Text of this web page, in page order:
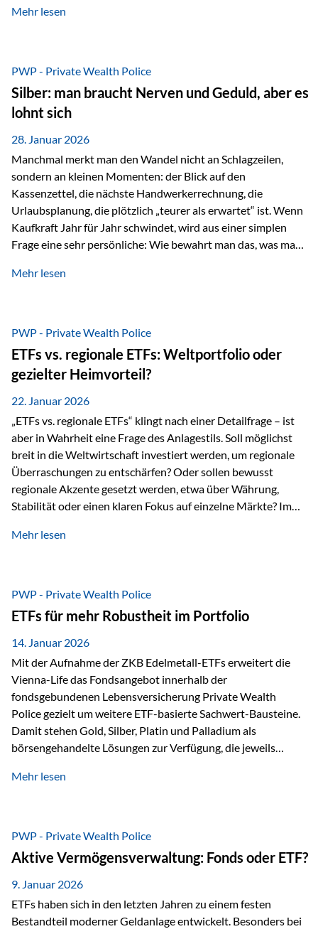
starken Anstiegen. Diese verändern jedoch nicht die
von geopolitischen Spannungen, einer stark ausgeweiteten
Geldmenge sowie strukturellen Verschiebungen an den
Kapitalmärkten geprägt ist, bleibt Gold ein bewährter Anker.
Nicht, weil…
Mehr lesen
PWP - Private Wealth Police
Silber: man braucht Nerven und Geduld, aber es
lohnt sich
28. Januar 2026
Manchmal merkt man den Wandel nicht an Schlagzeilen,
sondern an kleinen Momenten: der Blick auf den
Kassenzettel, die nächste Handwerkerrechnung, die
Urlaubsplanung, die plötzlich „teurer als erwartet“ ist. Wenn
Kaufkraft Jahr für Jahr schwindet, wird aus einer simplen
Frage eine sehr persönliche: Wie bewahrt man das, was man
Sachwerten mit einer Investition in Sachwerte zu
gerade dann, wenn Märkte nervös werden,…
Mehr lesen
PWP - Private Wealth Police
ETFs vs. regionale ETFs: Weltportfolio oder
gezielter Heimvorteil?
22. Januar 2026
„ETFs vs. regionale ETFs“ klingt nach einer Detailfrage – ist
aber in Wahrheit eine Frage des Anlagestils. Soll möglichst
breit in die Weltwirtschaft investiert werden, um regionale
Überraschungen zu entschärfen? Oder sollen bewusst
regionale Akzente gesetzt werden, etwa über Währung,
Stabilität oder einen klaren Fokus auf einzelne Märkte? Im
Wealth Police der Vienna-Life lassen sich beide Ansätze
Risikostreuung, Inflationsrobustheit und Stabilisierung. 1)
Die Philosophiefrage: breit oder bewusst? Global investieren
bedeutet: Das Portfolio bildet die Weltmärkte möglichst
breit ab, ohne die…
Mehr lesen
PWP - Private Wealth Police
ETFs für mehr Robustheit im Portfolio
14. Januar 2026
Mit der Aufnahme der ZKB Edelmetall-ETFs erweitert die
Vienna-Life das Fondsangebot innerhalb der
fondsgebundenen Lebensversicherung Private Wealth
Police gezielt um weitere ETF-basierte Sachwert-Bausteine.
Damit stehen Gold, Silber, Platin und Palladium als
börsengehandelte Lösungen zur Verfügung, die jeweils
dabei nicht auf einzelnen Marktmeinungen, sondern auf
Inflationsrobustheit und Stabilisierung – eingebettet in eine
liechtensteinische Versicherungsstruktur. Die
Sicherheitsarchitektur: Liechtenstein als Strukturprinzip Die
Private Wealth Police positioniert sich mit einer dreistufigen
Sicherheitsarchitektur, die auf mehreren Ebenen ansetzt:
Stufe 1: Versicherer-Ebene • Versicherung mit…
Mehr lesen
PWP - Private Wealth Police
Aktive Vermögensverwaltung: Fonds oder ETF?
9. Januar 2026
ETFs haben sich in den letzten Jahren zu einem festen
Bestandteil moderner Geldanlage entwickelt. Besonders bei